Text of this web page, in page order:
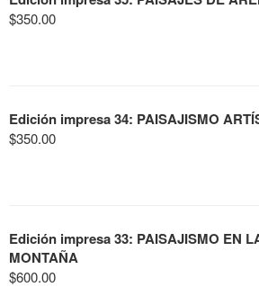
$350.00
Edición impresa 34: PAISAJISMO
$350.00
Edición impresa 33: PAISAJISMO EN
MONTAÑA
$600.00